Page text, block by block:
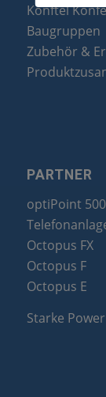
Konftel
Baugruppen
Zubehör &
PARTNER
optiPoint 500
Octopus FX
Octopus F
Octopus E
Starke